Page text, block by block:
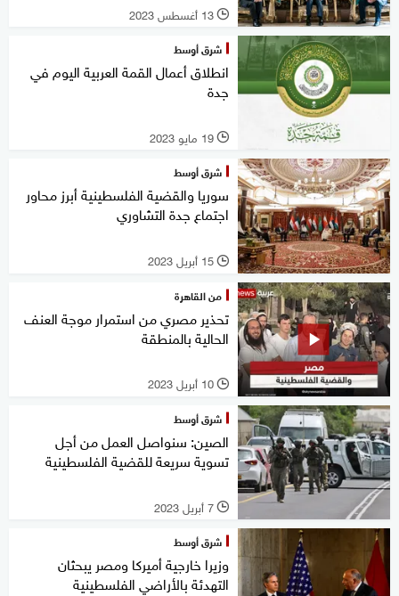
l 13 أغسطس 2023
شرق أوسط
انطلاق أعمال القمة العربية اليوم في
جدة
l 19 مايو 2023
شرق أوسط
سوريا والقضية الفلسطينية أبرز محاور
اجتماع جدة التشاوري
l 15 أبريل 2023
من القاهرة
تحذير مصري من استمرار موجة العنف
الحالية بالمنطقة
l 10 أبريل 2023
شرق أوسط
الصين: سنواصل العمل من أجل
تسوية سريعة للقضية الفلسطينية
l 7 أبريل 2023
شرق أوسط
وزيرا خارجية أميركا ومصر يبحثان
التهدئة بالأراضي الفلسطينية